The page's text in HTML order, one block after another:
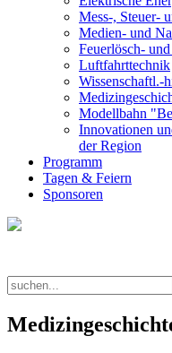
Mess-, Steuer-
Medien- und
Feuerlösch-
Luftfahrttechnik
Wissenschaftl.-
Modellbahn
Innovationen
der Region
Programm
Tagen & Feiern
Sponsoren